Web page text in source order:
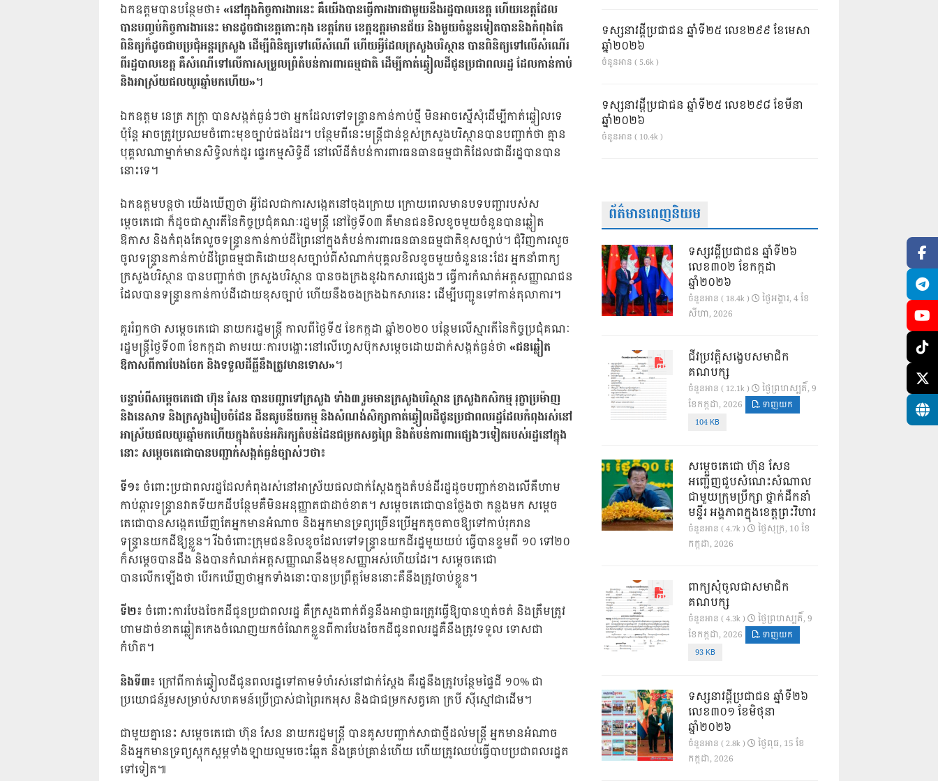
ឯកឧត្តមបានបន្ថែមថា៖«នៅក្នុងកិច្ចការងារនេះ គឺយើងបានធ្វើការងារជាមួយនឹងរដ្ឋបាលខេត្ត ហើយខេត្តដែល
បានបញ្ចប់កិច្ចការងារនេះ មានដូចជាខេត្តកោះកុង ខេត្តកែប ខេត្តឧត្តរមានជ័យ និងមួយចំនួនទៀតបាននិងកំពុងតែ
ពិនិត្យក៏ដូចជាបប្រជុំអន្តរក្រសួង ដើម្បីពិនិត្យទៅលើសំណើ ហើយអ្វីដែលក្រសួងបរិស្ថាន បានពិនិត្យទៅលើសំណើរ
ពីរដ្ឋបាលខេត្ត គឺសំណើទៅលើការសម្រួលព្រំតំបន់ការពារធម្មជាតិ ដើម្បីកាត់ឆ្វៀលដីជូនប្រជាពលរដ្ឋ ដែលកាន់កាប់
និងអាស្រ័យផលយូរឆ្នាំមកហើយ»។
ឯកឧត្តម នេត្រ ភក្ត្រា បានសង្កត់ធ្ងន់ៗថា អ្នកដែលទៅទន្ទ្រានកាន់កាប់ថ្មី មិនអាចស្នើសុំដើម្បីកាត់ឆ្វៀលទេ
ប៉ុន្តែ អាចត្រូវប្រឈមចំពោះមុខច្បាប់ផងដែរ។ បន្ថែមពីនេះមន្ត្រីជាន់ខ្ពស់ក្រសួងបរិស្ថានបានបញ្ជាក់ថា គ្មាន
បុគ្គលណាម្នាក់មានសិទ្ធិលក់ដូរ ផ្ទេរកម្មសិទ្ធិដី នៅលើដីតំបន់ការពារធនធានធម្មជាតិដែលជាដីរដ្ឋបានបាន
នោះទេ។
ឯកឧត្តមបន្តថា យើងឃើញថា អ្វីដែលជាការសង្កេតនៅចុងក្រោយ ក្រោយពេលមានបទបញ្ជារបស់ស
ម្តេចតេជោ ក៏ដូចជាស្មារតីនៃកិច្ចប្រជុំគណៈរដ្ឋមន្ត្រី នៅថ្ងៃទី០៣ គឺមានជនខិលខូចមួយចំនួនបានឆ្លៀត
ឱកាស និងកំពុងតែលួចទន្ទ្រានកាន់កាប់ដីព្រៃនៅក្នុងតំបន់ការពារធនធានធម្មជាតិខុសច្បាប់។ ជុំវិញការលួច
ចូលទន្ទ្រានកាន់កាប់ដីព្រៃធម្មជាតិដោយខុសច្បាប់ពីសំណាក់បុគ្គលខិលខូចមួយចំនួននេះដែរ អ្នកនាំពាក្យ
ក្រសួងបរិស្ថាន បានបញ្ជាក់ថា ក្រសួងបរិស្ថាន បានចងក្រងនូវឯកសារផ្សេងៗ ធ្វើការកំណត់អត្តសញ្ញាណជន
ដែលបានទន្ទ្រានកាន់កាប់ដីដោយខុសច្បាប់ ហើយនឹងចងក្រងឯកសារនេះ ដើម្បីបញ្ជូនទៅកាន់តុលាការ។
គួររំឭកថា សម្តេចតេជោ នាយករដ្ឋមន្ត្រី កាលពីថ្ងៃទី៥ ខែកក្កដា ឆ្នាំ២០២០ បន្ថែមលើស្មារតីនៃកិច្ចប្រជុំគណៈ
រដ្ឋមន្ត្រីថ្ងៃទី០៣ ខែកក្កដា តាមរយៈការបង្ហោះនៅលើហ្វេសប៊ុកសម្តេចដោយដាក់សង្កត់ធ្ងន់ថា «ជនឆ្លៀត
ឱកាសពីការបែងចែក និងទទួលដីធ្លីនឹងត្រូវមានទោស»។
បន្ទាប់ពីសម្តេចតេជោ ហ៊ុន សែន បានបញ្ជាទៅក្រសួង ទាំង៣ រួមមានក្រសួងបរិស្ថាន ក្រសួងកសិកម្ម រុក្ខាប្រម៉ាញ
និងនេសាទ និងក្រសួងរៀបចំដែន ដីនគរូបនីយកម្ម និងសំណង់សិក្សាកាត់ឆ្វៀលដីជូនប្រជាពលរដ្ឋដែលកំពុងរស់នៅ
អាស្រ័យផលយូរឆ្នាំមកហើយក្នុងតំបន់អភិរក្សតំបន់ដែនជម្រកសត្វព្រៃ និងតំបន់ការពារផ្សេងៗទៀតរបស់រដ្ឋនៅក្នុង
នោះ សម្តេចតេជោបានបញ្ជាក់សង្កត់ធ្ងន់ច្បាស់ៗថា៖
ទី១៖ ចំពោះប្រជាពលរដ្ឋដែលកំពុងរស់នៅអាស្រ័យផលជាក់ស្តែងក្នុងតំបន់ដីរដ្ឋដូចបញ្ជាក់ខាងលើគឺហាម
កាប់ឆ្ការទន្ទ្រានវាតទីយកដីបន្ថែមគឺមិនអនុញ្ញាតជាដាច់ខាត។ សម្តេចតេជោបានថ្លែងថា កន្លងមក សម្តេច
តេជោបានសង្កេតឃើញតែអ្នកមានអំណាច និងអ្នកមានទ្រព្យច្រើនប្រើអ្នកតូចតាចឱ្យទៅកាប់រុករាន
ទន្ទ្រានយកដីឱ្យខ្លួន។ រីឯចំពោះក្រុមជនខិលខូចដែលទៅទន្ទ្រានយកដីរដ្ឋមួយយប់ ធ្វើបានខ្ទមពី ១០ ទៅ២០
ក៏សម្តេចបានដឹង និងបានកំណត់អត្តសញ្ញាណនឹងមុខសញ្ញាអស់ហើយដែរ។ សម្តេចតេជោ
បានលើកឡើងថា បើរកឃើញថាអ្នកទាំងនោះបានប្រព្រឹត្តមែននោះគឺនឹងត្រូវចាប់ខ្លួន។
ទី២៖ ចំពោះការបែងចែកដីជូនប្រជាពលរដ្ឋ គឺក្រសួងពាក់ព័ន្ធនឹងអាជ្ញាធរត្រូវធ្វើឱ្យបានហ្មត់ចត់ និងត្រឹមត្រូវ
ហាមដាច់ខាតឆ្លៀតកេងចំណេញយកចំណែកខ្លួនពីការបែងចែកដីជូនពលរដ្ឋគឺនឹងត្រូវទទួល ទោសជា
កំហិត។
និងទី៣៖ក្រៅពីកាត់ឆ្វៀលដីជូនពលរដ្ឋទៅតាមទំហំរស់នៅជាក់ស្តែង គឺរដ្ឋនឹងត្រូវបន្ថែមផ្ទៃដី ១០% ជា
ប្រយោជន៍រួមសម្រាប់សហគមន៍ប្រើប្រាស់ជាព្រៃរកអុស និងជាជម្រកសត្វគោ ក្របី ស៊ីស្មៅជាដើម។
ជាមួយគ្នានេះ សម្តេចតេជោ ហ៊ុន សែន នាយករដ្ឋមន្ត្រី បានគូសបញ្ជាក់សាជាថ្មីដល់មន្ត្រី អ្នកមានអំណាច
និងអ្នកមានទ្រព្យស្តុកស្តម្ភទាំងឡាយល្មមចេះឆ្អែត និងគ្រប់គ្រាន់ហើយ ហើយត្រូវឈប់ធ្វើបាបប្រជាពលរដ្ឋត
ទៅទៀត៕
ទស្សនាវដ្ដីប្រជាជន ឆ្នាំទី២៥ លេខ២៩៩ ខែមេសា
ឆ្នាំ២០២៦
ចំនួនអាន ( 5.6k )
ទស្សនាវដ្ដីប្រជាជន ឆ្នាំទី២៥ លេខ២៩៨ ខែមីនា
ឆ្នាំ២០២៦
ចំនួនអាន ( 10.4k )
ព័ត៌មានពេញនិយម
ទស្សវដ្តីប្រជាជន ឆ្នាំទី២៦
លេខ៣០២ ខែកក្កដា
ឆ្នាំ២០២៦
ចំនួនអាន ( 18.4k )
ថ្ងៃ​អង្គារ, 4 ខែ​
សីហា, 2026
ជីវប្រវត្តិសង្ខេបសមាជិក
គណបក្ស
ចំនួនអាន ( 12.1k )
ថ្ងៃ​ព្រហស្បតិ៍, 9
ខែ​កក្កដា, 2026
ទាញយក
104 KB
សម្តេចតេជោ ហ៊ុន សែន
អញ្ជើញជួបសំណេះសំណាល
ជាមួយក្រុមប្រឹក្សា ថ្នាក់ដឹកនាំ
មន្ទីរ អង្គភាពក្នុងខេត្តព្រះវិហារ
ចំនួនអាន ( 4.7k )
ថ្ងៃ​សុក្រ, 10 ខែ​
កក្កដា, 2026
ពាក្យសុំចូលជាសមាជិក
គណបក្ស
ចំនួនអាន ( 4.3k )
ថ្ងៃ​ព្រហស្បតិ៍, 9
ខែ​កក្កដា, 2026
ទាញយក
93 KB
ទស្សនាវដ្ដីប្រជាជន ឆ្នាំទី២៦
លេខ៣០១ ខែមិថុនា
ឆ្នាំ២០២៦
ចំនួនអាន ( 2.8k )
ថ្ងៃ​ពុធ, 15 ខែ​
កក្កដា, 2026